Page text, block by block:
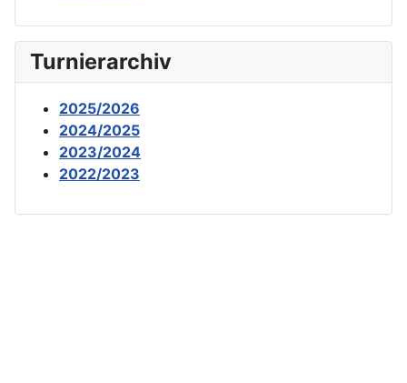
Turnierarchiv
2025/2026
2024/2025
2023/2024
2022/2023